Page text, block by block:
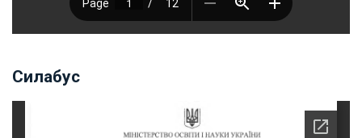
Силабус